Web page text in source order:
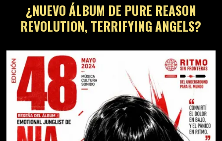
¿NUEVO ÁLBUM DE PURE REASON
REVOLUTION, TERRIFYING ANGELS?